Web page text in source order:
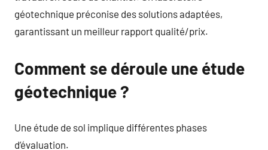
géotechnique préconise des solutions adaptées,
garantissant un meilleur rapport qualité/prix.
Comment se déroule une étude
géotechnique ?
Une étude de sol implique différentes phases
d’évaluation.